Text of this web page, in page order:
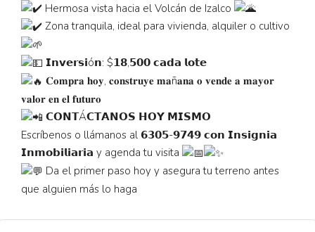
Hermosa vista hacia el Volcán de Izalco
Zona tranquila, ideal para vivienda, alquiler o cultivo
𝗜𝗻𝘃𝗲𝗿𝘀𝗶ó𝗻: $𝟭𝟴,𝟱𝟬𝟬 𝗰𝗮𝗱𝗮 𝗹𝗼𝘁𝗲
𝐂𝐨𝐦𝐩𝐫𝐚 𝐡𝐨𝐲, 𝐜𝐨𝐧𝐬𝐭𝐫𝐮𝐲𝐞 𝐦𝐚ñ𝐚𝐧𝐚 𝐨 𝐯𝐞𝐧𝐝𝐞 𝐚 𝐦𝐚𝐲𝐨𝐫
𝐯𝐚𝐥𝐨𝐫 𝐞𝐧 𝐞𝐥 𝐟𝐮𝐭𝐮𝐫𝐨
𝗖𝗢𝗡𝗧Á𝗖𝗧𝗔𝗡𝗢𝗦 𝗛𝗢𝗬 𝗠𝗜𝗦𝗠𝗢
Escríbenos o llámanos al 𝟲𝟯𝟬𝟱-𝟵𝟳𝟰𝟵 𝗰𝗼𝗻 𝗜𝗻𝘀𝗶𝗴𝗻𝗶𝗮
𝗜𝗻𝗺𝗼𝗯𝗶𝗹𝗶𝗮𝗿𝗶𝗮 y agenda tu visita
Da el primer paso hoy y asegura tu terreno antes
que alguien más lo haga